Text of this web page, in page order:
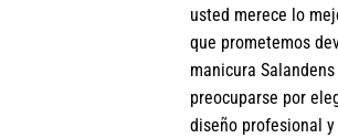
usted merece lo
que prometemos
manicura
preocuparse por
diseño profesional